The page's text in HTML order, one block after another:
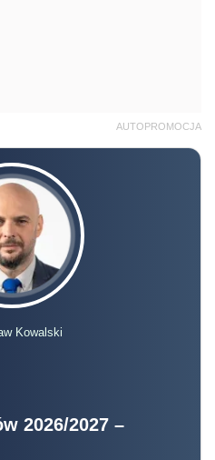
AUTOPROMOCJA
Kowalski
2026/2027 –